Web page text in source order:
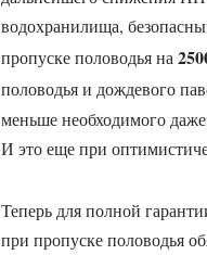
водохранилища,
пропуске половодья на
половодья и дождевого
меньше необходимого даже
И это еще при
Теперь для полной
при пропуске половодья